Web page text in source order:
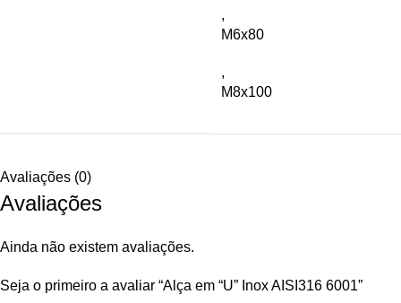
,
M6x80
,
M8x100
Avaliações (0)
Avaliações
Ainda não existem avaliações.
Seja o primeiro a avaliar “Alça em “U” Inox AISI316 6001”